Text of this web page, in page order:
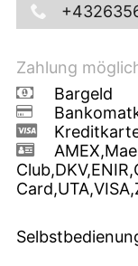
Zahlung
Bargeld